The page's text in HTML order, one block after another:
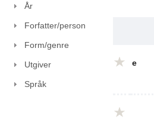
År
Forfatter/person
Form/genre
Utgiver
Språk
e